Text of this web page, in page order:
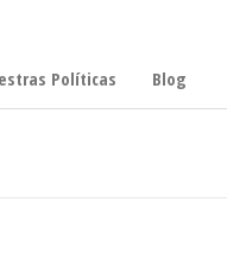
Políticas Blog